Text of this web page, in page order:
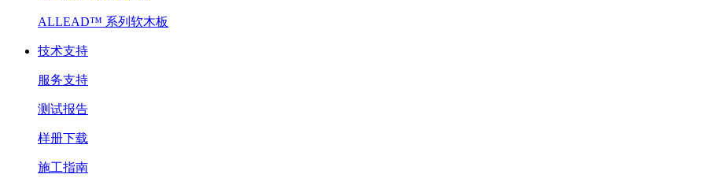
ALLEAD™ 系列软木板
技术支持
服务支持
测试报告
样册下载
施工指南